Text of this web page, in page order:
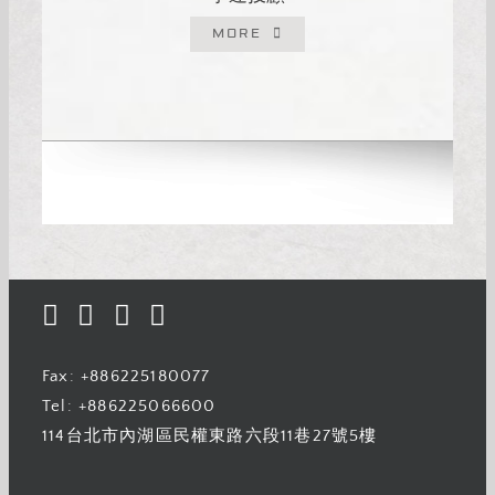
MORE
Fax: +886225180077
Tel: +886225066600
114台北市內湖區民權東路六段11巷27號5樓